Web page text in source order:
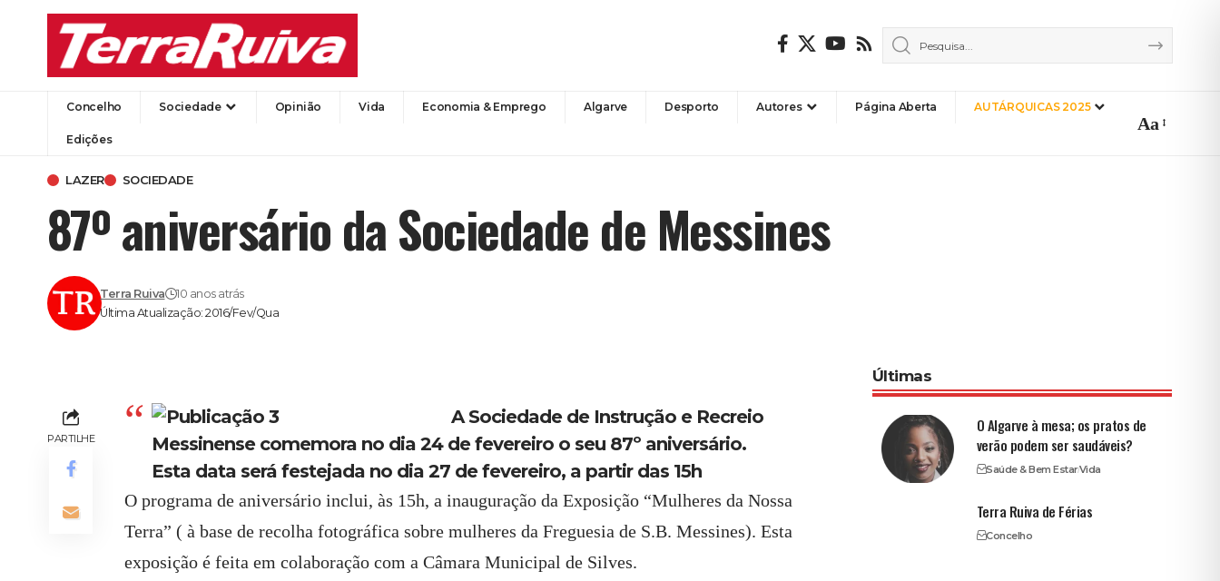
Concelho Sociedade Opinião Vida Economia & Emprego Algarve Desporto Autores Página Aberta AUTÁRQUICAS 2025
Edições
Aa
LAZER SOCIEDADE
87º aniversário da Sociedade de Messines
Última Atualização: 2016/Fev/Qua
Terra Ruiva 10 anos atrás
PARTILHE
A Sociedade de Instrução e Recreio
Messinense comemora no dia 24 de fevereiro o seu 87º aniversário.
Esta data será festejada no dia 27 de fevereiro, a partir das 15h
O programa de aniversário inclui, às 15h, a inauguração da Exposição “Mulheres da Nossa
Terra” ( à base de recolha fotográfica sobre mulheres da Freguesia de S.B. Messines). Esta
exposição é feita em colaboração com a Câmara Municipal de Silves.
Últimas
O Algarve à mesa; os pratos de
verão podem ser saudáveis?
Saúde & Bem EstarVida
Terra Ruiva de Férias
Concelho